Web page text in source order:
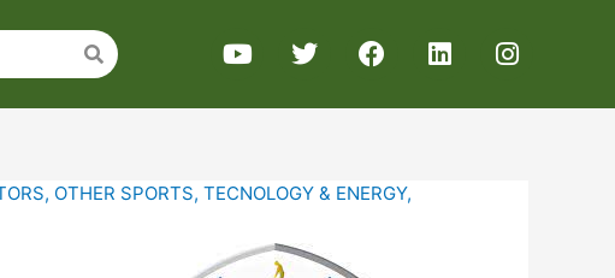
, OTHER SPORTS, TECNOLOGY & ENERGY,